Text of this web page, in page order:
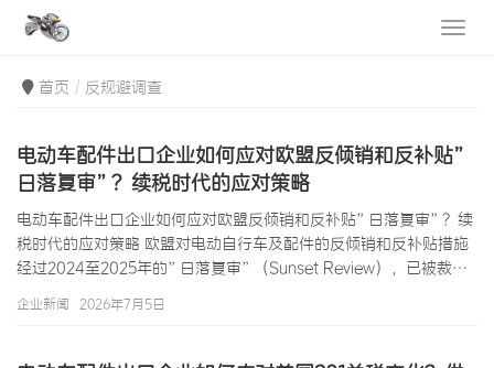
首页 反规避调查
电动车配件出口企业如何应对欧盟反倾销和反补贴”
日落复审”？续税时代的应对策略
电动车配件出口企业如何应对欧盟反倾销和反补贴”日落复审”？续
税时代的应对策略 欧盟对电动自行车及配件的反倾销和反补贴措施
经过2024至2025年的”日落复审”（Sunset Review），已被裁定
将面对这一贸易壁垒。然而，”日落复审”的过程并非”自动续税”
企业新闻 2026年7月5日